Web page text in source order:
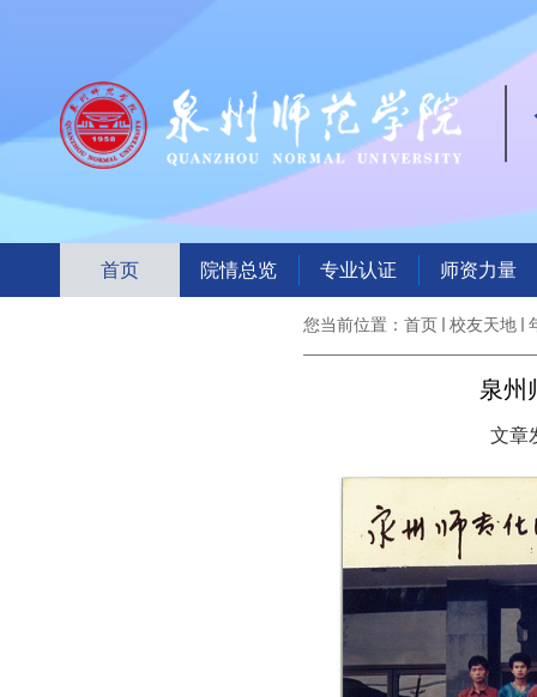
首页 院情总览 专业认证 师资力量
您当前位置： 首页 校友天地
泉州
文章